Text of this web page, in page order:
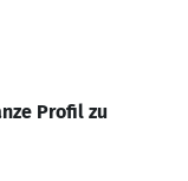
Profil zu